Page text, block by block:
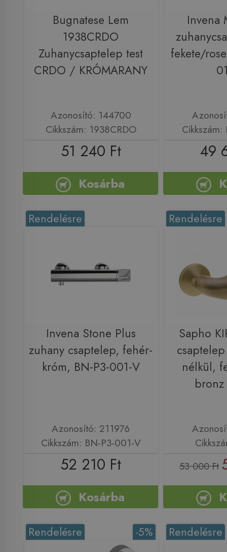
Bugnatese Lem
1938CRDO
Zuhanycsaptelep test
CRDO / KRÓMARANY
Azonosító: 144700
Cikkszám: 1938CRDO
51 240 Ft
Kosárba
Invena
fekete/
49
Rendelésre
Invena Stone Plus
zuhany csaptelep, fehér-
króm, BN-P3-001-V
Azonosító: 211976
Cikkszám: BN-P3-001-V
52 210 Ft
Kosárba
Rendelésre
Sapho
nélkül,
bronz
53 000 Ft
-5%
Rendelésre Rendelésre